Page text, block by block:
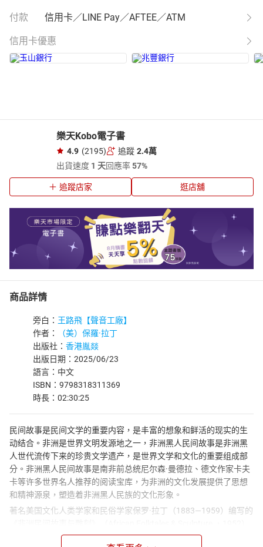
付款 信用卡／LINE Pay／AFTEE／ATM
信用卡優惠
樂天Kobo電子書
4.9 (2195) 追蹤 2.4萬
出貨速度 1 天回應率57%
追蹤店家 逛店舖
商品詳情
旁白： 王路飛【聲音工廠】
作者：
（美）保羅·拉丁
出版社： 香港胤燚
出版日期：2025/06/23
語言：中文
ISBN：9798318311369
時長：02:30:25
民间故事是民间文学的重要内容，是丰富的想象和鲜活的现实的生
动结合。非洲是世界文明发源地之一，非洲黑人民间故事是非洲黑
人世代流传下来的珍贵文学遗产，是世界文学和文化的重要组成部
分。非洲黑人民间故事是南非前总统尼尔森·曼德拉、德文作家卡夫
卡等许多世界名人推荐的阅读宝库，为非洲的文化发展提供了思想
和精神源泉，塑造着非洲黑人民族的文化形象。
著名美国文化人类学家和民俗学家保罗·拉丁（1883—1959）编写的
是介绍非洲黑人民间故事的经典之一。该书包括撒哈拉以南非洲